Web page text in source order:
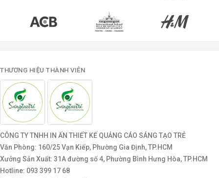
THƯƠNG HIỆU THÀNH VIÊN
CÔNG TY TNHH IN ẤN THIẾT KẾ QUẢNG CÁO SÁNG TẠO TRẺ
Văn Phòng: 160/25 Vạn Kiếp, Phường Gia Định, TP.HCM
Xưởng Sản Xuất: 31A đường số 4, Phường Bình Hưng Hòa, TP.HCM
Hotline: 093 399 17 68